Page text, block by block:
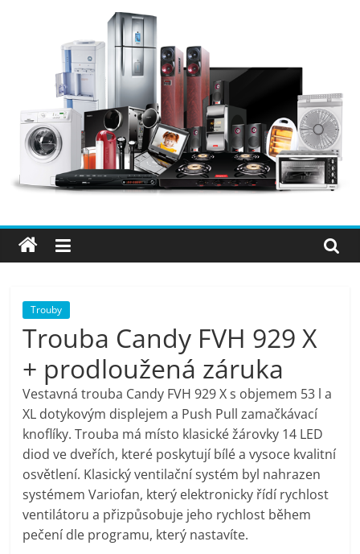
Elektro
OK
–
nejlepší
elektronika
porovnání,
pračky,
televize,
notebooky,
mobilní
Trouby
Trouba Candy FVH 929 X
+ prodloužená záruka
Vestavná trouba Candy FVH 929 X s objemem 53 l a
XL dotykovým displejem a Push Pull zamačkávací
knoflíky. Trouba má místo klasické žárovky 14 LED
diod ve dveřích, které poskytují bílé a vysoce kvalitní
osvětlení. Klasický ventilační systém byl nahrazen
systémem Variofan, který elektronicky řídí rychlost
ventilátoru a přizpůsobuje jeho rychlost během
pečení dle programu, který nastavíte.